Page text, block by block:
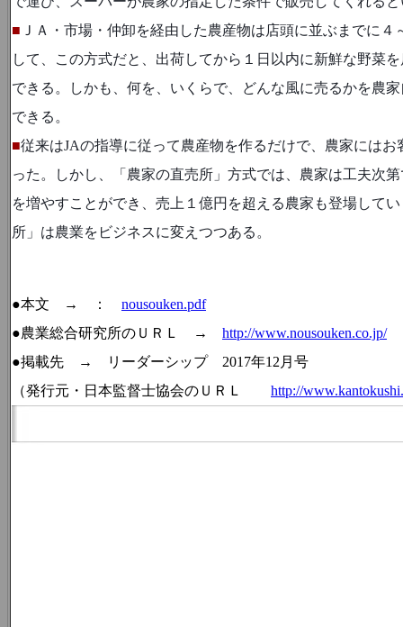
■ ＪＡ・市場・仲卸を経由した農産物は店頭に並ぶまでに４
して、この方式だと、出荷してから１日以内に新鮮な野菜
できる。しかも、何を、いくらで、どんな風に売るかを農
できる。
■従来はJAの指導に従って農産物を作るだけで、農家にはお
った。しかし、「農家の直売所」方式では、農家は工夫次
を増やすことができ、売上１億円を超える農家も登場して
所」は農業をビジネスに変えつつある。
●本文 → ： nousouken.pdf
●農業総合研究所のＵＲＬ → http://www.nousouken.co.jp/
●掲載先 →
リーダーシップ 2017年12月号
（発行元・日本監督士協会のＵＲＬ http://